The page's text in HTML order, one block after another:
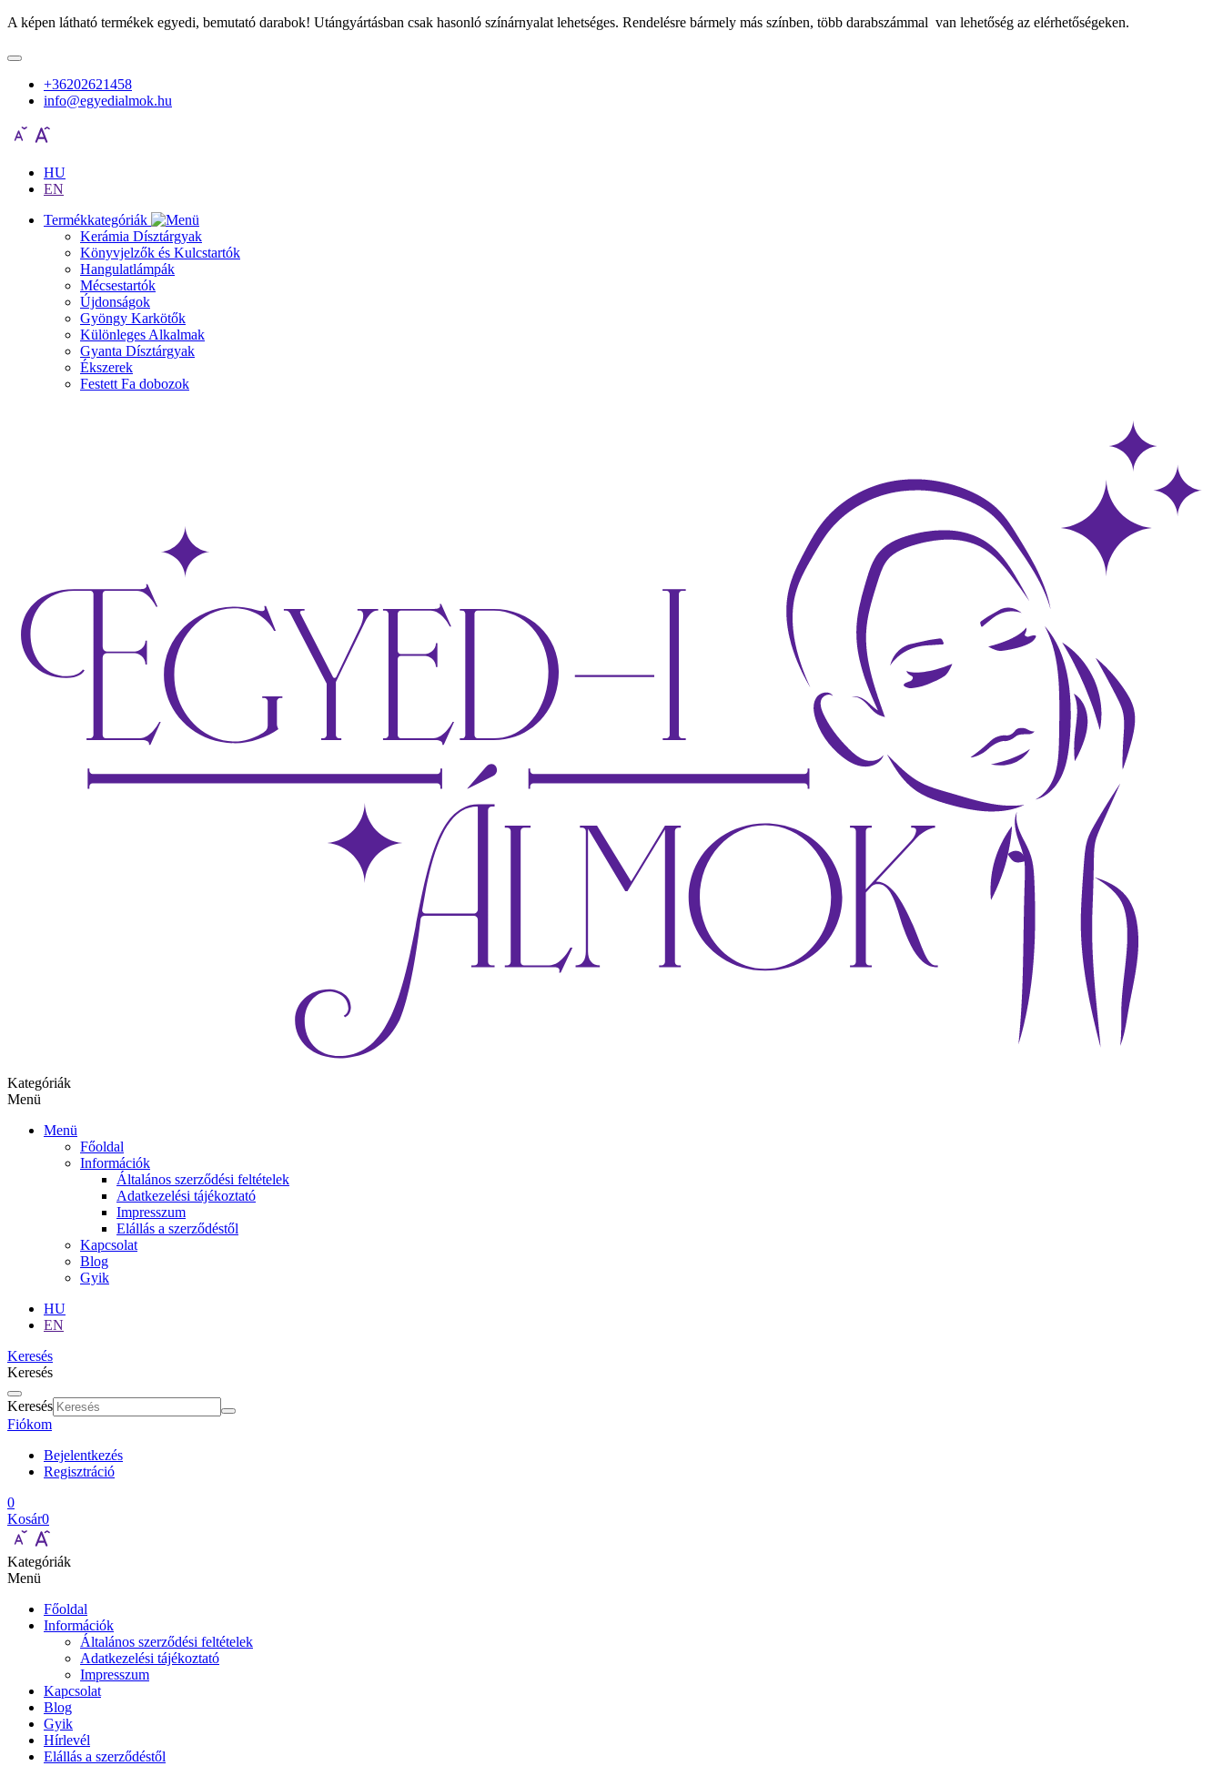
A képen látható termékek egyedi, bemutató darabok! Utángyártásban csak hasonló színárnyalat lehetséges. Rendelésre bármely más színben, több darabszámmal van lehetőség az elérhetőségeken.
+36202621458
info@egyedialmok.hu
HU
EN
Termékkategóriák
Kerámia Dísztárgyak
Könyvjelzők és Kulcstartók
Hangulatlámpák
Mécsestartók
Újdonságok
Gyöngy Karkötők
Különleges Alkalmak
Gyanta Dísztárgyak
Ékszerek
Festett Fa dobozok
Kategóriák
Menü
Menü
Főoldal
Információk
Általános szerződési feltételek
Adatkezelési tájékoztató
Impresszum
Elállás a szerződéstől
Kapcsolat
Blog
Gyik
HU
EN
Keresés
Keresés
Keresés
Fiókom
Bejelentkezés
Regisztráció
0
Kosár0
Kategóriák
Menü
Főoldal
Információk
Általános szerződési feltételek
Adatkezelési tájékoztató
Impresszum
Kapcsolat
Blog
Gyik
Hírlevél
Elállás a szerződéstől